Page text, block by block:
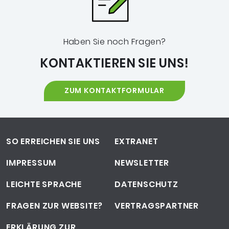
Haben Sie noch Fragen?
KONTAKTIEREN SIE UNS!
ZUM KONTAKTFORMULAR
Footer-Navigation
SO ERREICHEN SIE UNS
EXTRANET
IMPRESSUM
NEWSLETTER
LEICHTE SPRACHE
DATENSCHUTZ
FRAGEN ZUR WEBSITE?
VERTRAGSPARTNER